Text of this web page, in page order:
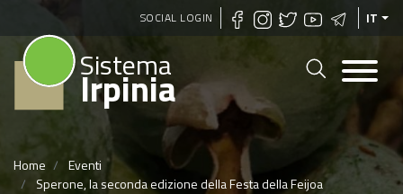
Salta
principale
SOCIAL LOGIN IT
Sistema
Irpinia
Home
Eventi
Sperone, la seconda edizione della Festa della Feijoa